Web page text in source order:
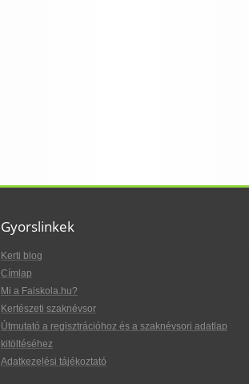
Gyorslinkek
Kerti blog
Címlap
Mi a Faiskola.hu?
Kertészeti szaknévsor
Útmutató a regisztrációhoz és a szaknévsori adatlap
kitöltéséhez
Adatkezelési tájékoztató